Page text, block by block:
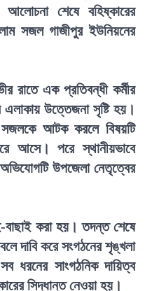
আলোচনা শেষে বহিষ্কারের
সজল গাজীপুর ইউনিয়নের
রাতে এক প্রতিবন্ধী কর্মীর
এলাকায় উত্তেজনা সৃষ্টি হয়।
সজলকে আটক করলে বিষয়টি
আসে। পরে স্থানীয়ভাবে
উপজেলা নেতৃত্বের
বাছাই করা হয়। তদন্ত শেষে
দাবি করে সংগঠনের শৃঙ্খলা
ধরনের সাংগঠনিক দায়িত্ব
সিদ্ধান্ত নেওয়া হয়।